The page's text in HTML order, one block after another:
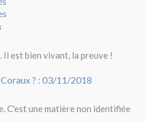
est bien vivant, la preuve !
C'est une matière non identifiée